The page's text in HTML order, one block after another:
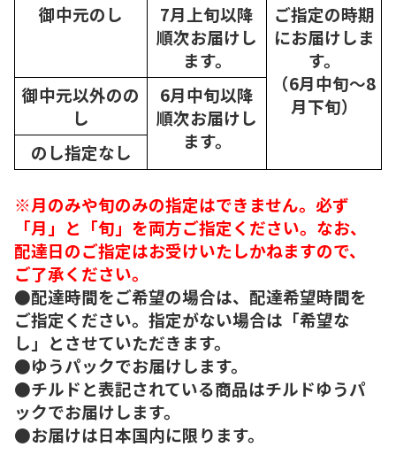
御中元のし
7月上旬以降
順次お届けし
ます。
ご指定の時期
にお届けしま
す。
（6月中旬～8
月下旬）
御中元以外のの
し
6月中旬以降
順次お届けし
ます。
のし指定なし
※月のみや旬のみの指定はできません。必ず
「月」と「旬」を両方ご指定ください。なお、
配達日のご指定はお受けいたしかねますので、
ご了承ください。
●配達時間をご希望の場合は、配達希望時間を
ご指定ください。指定がない場合は「希望な
し」とさせていただきます。
●ゆうパックでお届けします。
●チルドと表記されている商品はチルドゆうパ
ックでお届けします。
●お届けは日本国内に限ります。